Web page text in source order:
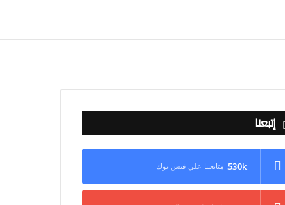
إتبعنا
530k متابعينا علي فيس بوك